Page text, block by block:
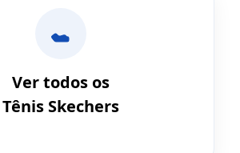
Ver todos os
Tênis Skechers